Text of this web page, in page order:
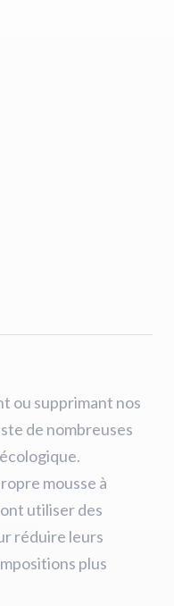
ou supprimant nos
de nombreuses
mousse à
utiliser des
réduire leurs
plus